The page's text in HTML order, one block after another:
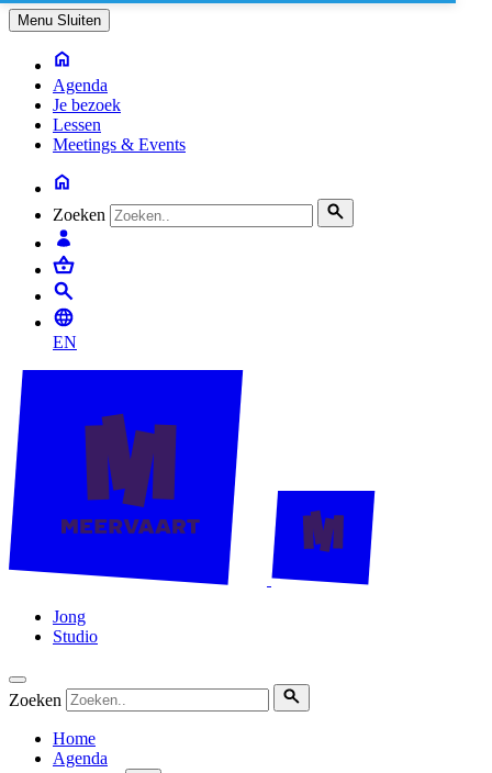
Menu Sluiten
Agenda
Je bezoek
Lessen
Meetings & Events
Zoeken
EN
Jong
Studio
Zoeken
Home
Agenda